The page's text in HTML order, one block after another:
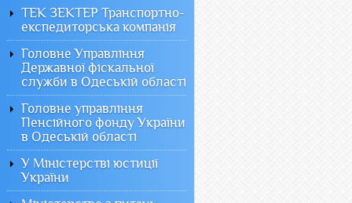
ТЕК ЗЕКТЕР Транспортно-
експедиторська компанія
Головне Управління
Державної фіскальної
служби в Одеській області
Головне управління
Пенсійного фонду України
в Одеській області
У Міністерстві юстиції
України